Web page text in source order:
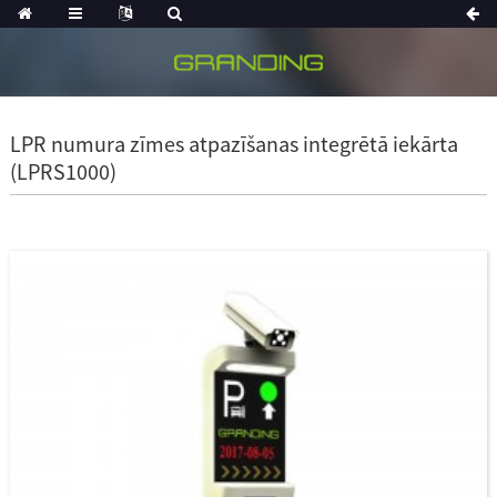
LPR numura zīmes atpazīšanas integrētā iekārta
(LPRS1000)